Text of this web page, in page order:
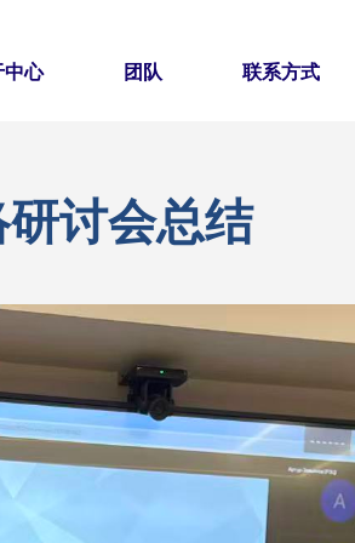
中心 团队 联系方式
讨会总结